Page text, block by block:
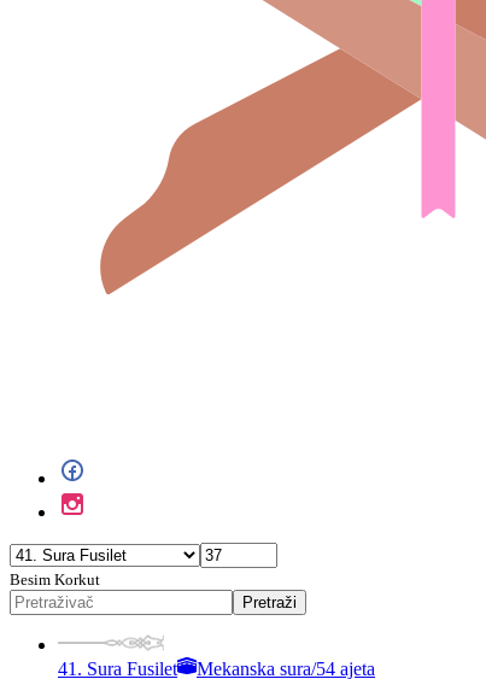
Besim Korkut
Pretraži
41. Sura Fusilet Mekanska sura/54 ajeta